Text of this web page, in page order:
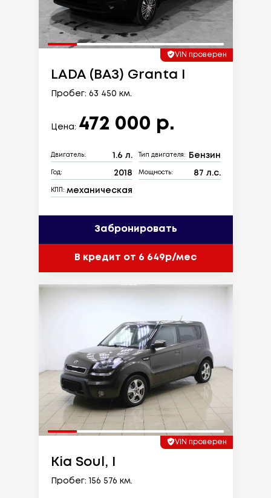
VIN проверен
LADA (ВАЗ) Granta I
Пробег: 63 450 км.
Цена: 472 000 р.
Двигатель: 1.6 л. Тип двигателя: Бензин
Год: 2018 Мощность: 87 л.с.
КПП: механическая
Забронировать
В кредит от 6 649р/мес
VIN проверен
Kia Soul, I
Пробег: 156 576 км.